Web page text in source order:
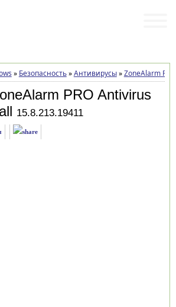
» Безопасность»Антивирусы»ZoneAlarm
PRO Antivirus
15.8.213.19411